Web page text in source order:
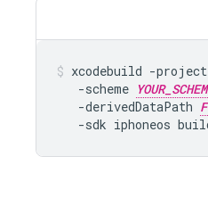
xcodebuild -project
   -scheme
   -derivedDataPath
-sdk iphoneos